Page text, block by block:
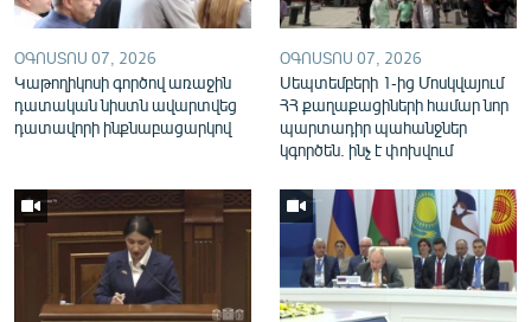
«Ազատության» բոլոր կայքերը
ՕԳՈՍՏՈՍ 07, 2026
Կաթողիկոսի գործով առաջին
դատական նիստն ավարտվեց
դատավորի ինքնաբացարկով
ՕԳՈՍՏՈՍ 07, 2026
Սեպտեմբերի 1-ից Մոսկվայում
ՀՀ քաղաքացիների համար նոր
պարտադիր պահանջներ
կգործեն. ինչ է փոխվում